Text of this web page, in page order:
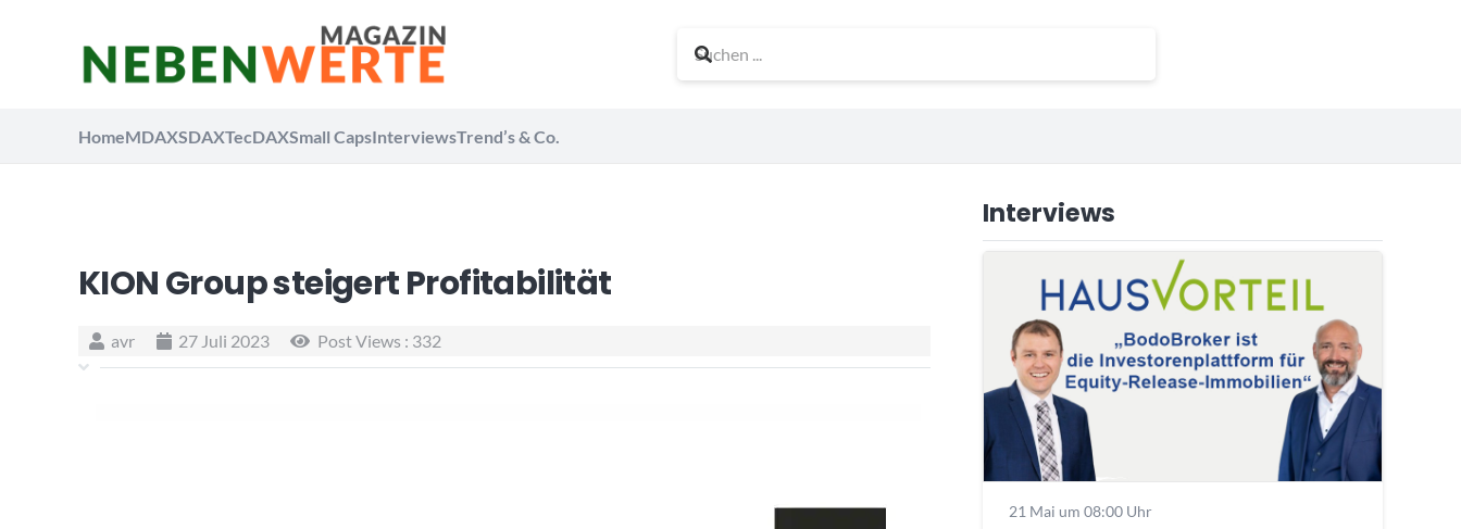
HomeMDAXSDAXTecDAXSmall CapsInterviewsTrend’s & Co.
KION Group steigert Profitabilität
avr 27 Juli 2023 Post Views : 332
Interviews
21 Mai um 08:00 Uhr